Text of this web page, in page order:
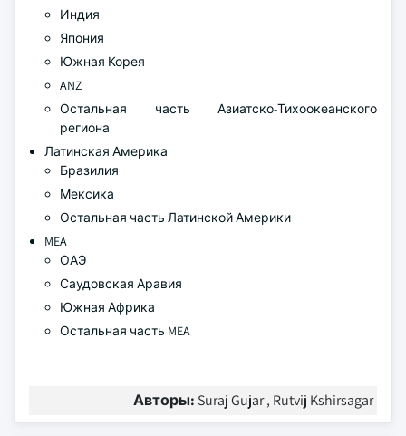
Индия
Япония
Южная Корея
ANZ
Остальная часть Азиатско-Тихоокеанского
региона
Латинская Америка
Бразилия
Мексика
Остальная часть Латинской Америки
MEA
ОАЭ
Саудовская Аравия
Южная Африка
Остальная часть MEA
Авторы: Suraj Gujar , Rutvij Kshirsagar